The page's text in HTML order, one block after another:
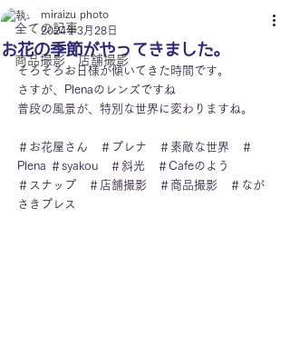
全ての記事
商品撮影 店舗撮影
お花の季節がやってきました。
miraizu photo
2024年3月28日
そろそろお日様が傾いてきた時間です。
さすが、Plenaのレンズですね
普段の風景が、特別な世界に変わりますね。
＃お花屋さん　＃プレナ　＃素敵な世界　＃
Plena ＃syakou　＃斜光　＃Cafeのよう
＃スナップ　＃店舗撮影　＃商品撮影　＃なが
さきプレス